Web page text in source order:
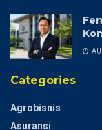
Categories
Agrobisnis
Asuransi